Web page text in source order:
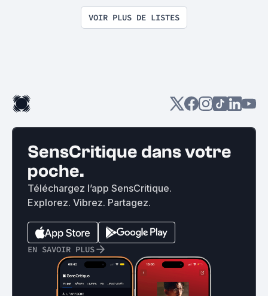
VOIR PLUS DE LISTES
SensCritique dans votre
poche.
Téléchargez l’app SensCritique.
Explorez. Vibrez. Partagez.
EN SAVOIR PLUS